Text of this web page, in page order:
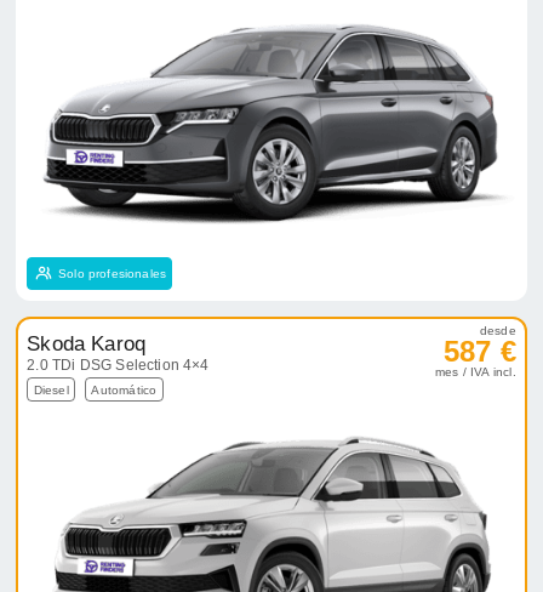
Solo profesionales
Skoda Karoq
2.0 TDi DSG Selection 4×4
Diesel Automático
desde
587 €
mes / IVA incl.